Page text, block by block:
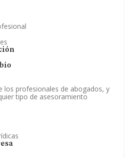
los profesionales de abogados, y
tipo de asesoramiento